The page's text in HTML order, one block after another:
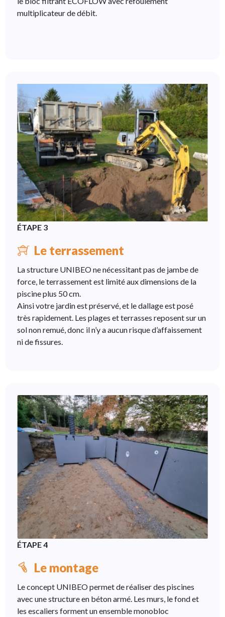
multiplicateur de débit.
ÉTAPE 3
Le terrassement
La structure UNIBEO ne nécessitant pas de jambe de
force, le terrassement est limité aux dimensions de la
piscine plus 50 cm.
Ainsi votre jardin est préservé, et le dallage est posé
très rapidement. Les plages et terrasses reposent sur un
sol non remué, donc il n’y a aucun risque d’affaissement
ni de fissures.
ÉTAPE 4
Le montage
Le concept UNIBEO permet de réaliser des piscines
avec une structure en béton armé. Les murs, le fond et
les escaliers forment un ensemble monobloc